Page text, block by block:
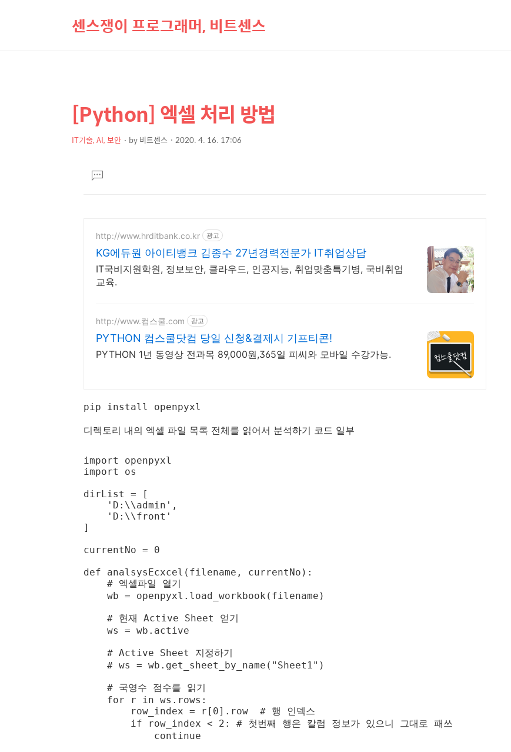
센스쟁이 프로그래머, 비트센스
상
세
컨
본
문
제
[Python] 엑셀 처리 방법
IT기술, AI, 보안 by비트센스 2020. 4. 16. 17:06
댓
글
http://www.hrditbank.co.kr 광고
KG에듀원 아이티뱅크 김종수 27년경력전문가 IT취업상담
IT국비지원학원, 정보보안, 클라우드, 인공지능, 취업맞춤특기병, 국비취업
교육.
http://www.컴스쿨.com 광고
PYTHON 컴스쿨닷컴 당일 신청&결제시 기프티콘!
PYTHON 1년 동영상 전과목 89,000원,365일 피씨와 모바일 수강가능.
pip install openpyxl
디렉토리 내의 엑셀 파일 목록 전체를 읽어서 분석하기 코드 일부
import openpyxl
import os
dirList = [
    'D:\\admin',
    'D:\\front'
]
currentNo = 0
def analsysEcxcel(filename, currentNo):
    # 엑셀파일 열기
    wb = openpyxl.load_workbook(filename)
    # 현재 Active Sheet 얻기
    ws = wb.active
    # Active Sheet 지정하기
    # ws = wb.get_sheet_by_name("Sheet1")
    # 국영수 점수를 읽기
    for r in ws.rows:
        row_index = r[0].row  # 행 인덱스
        if row_index < 2: # 첫번째 행은 칼럼 정보가 있으니 그대로 패쓰
            continue